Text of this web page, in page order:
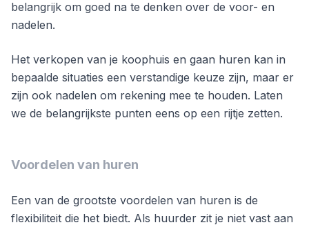
belangrijk om goed na te denken over de voor- en
nadelen.
Het verkopen van je koophuis en gaan huren kan in
bepaalde situaties een verstandige keuze zijn, maar er
zijn ook nadelen om rekening mee te houden. Laten
we de belangrijkste punten eens op een rijtje zetten.
Voordelen van huren
Een van de grootste voordelen van huren is de
flexibiliteit die het biedt. Als huurder zit je niet vast aan